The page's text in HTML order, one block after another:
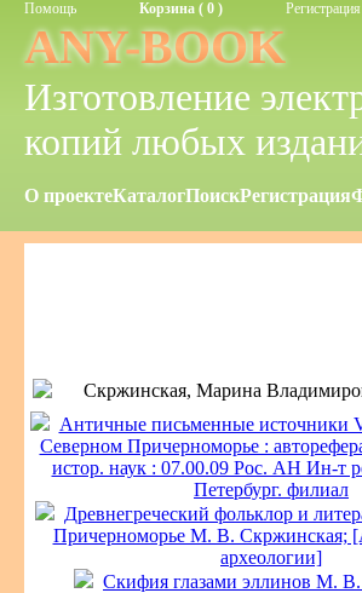
Помощь Корзина ( 0 ) Регистрация
ANY-BOOK
Изготовление
копий любых
О проектеКаталогПоискРегистрация
Скржинская, Марина
Античные письменные источники
Северном Причерноморье :
истор. наук : 07.00.09 Рос. АН Ин-т
Петербург. филиал
Древнегреческий фольклор и
Причерноморье М. В.
археологии]
Скифия глазами эллинов М.